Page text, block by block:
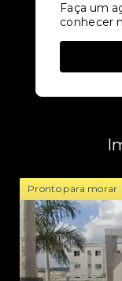
Faça um
conhecer
Pronto para morar